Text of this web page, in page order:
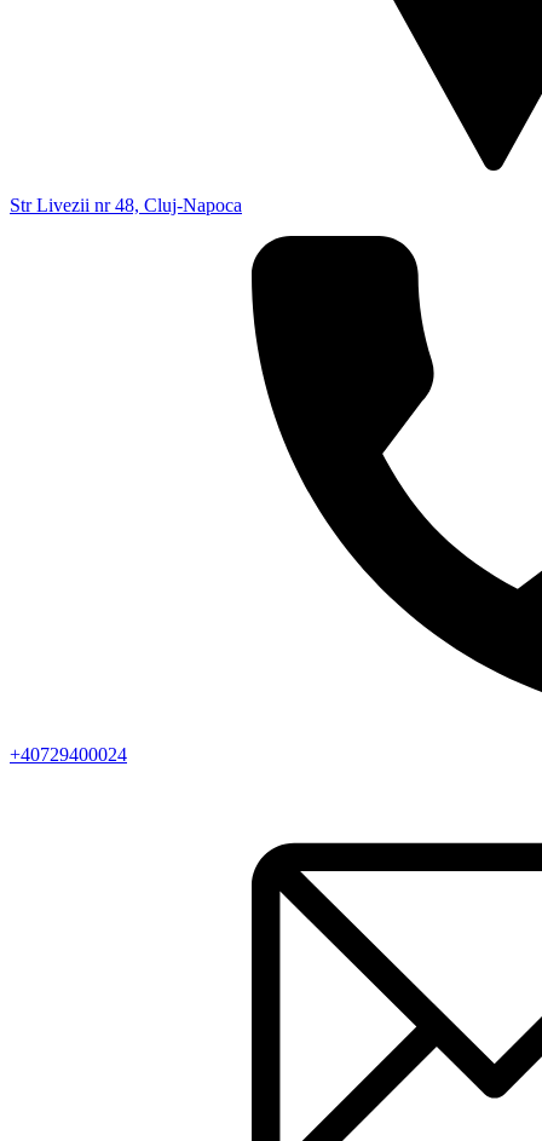
Str Livezii nr 48, Cluj-Napoca
+40729400024